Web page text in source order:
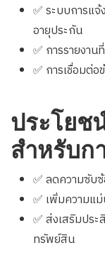
✅ ระบบการแ
อายุประกัน
✅ การรายงา
✅ การเชื่อมต่
ประโยช
สำหรับก
✅ ลดความซับ
✅ เพิ่มความแ
✅ ส่งเสริมปร
ทรัพย์สิน